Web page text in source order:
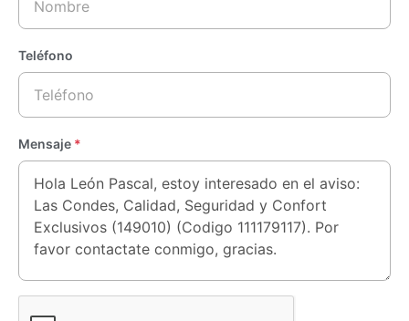
Teléfono
Mensaje *